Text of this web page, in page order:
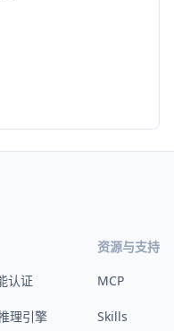
认证
理引擎
资源与支持
MCP
Skills